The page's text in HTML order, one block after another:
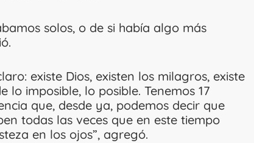
solos, o de si había algo más
existe Dios, existen los milagros, existe
lo imposible, lo posible. Tenemos 17
que, desde ya, podemos decir que
todas las veces que en este tiempo
en los ojos”, agregó.